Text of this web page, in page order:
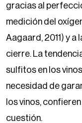
gracias al
medición del
Aagaard, 2011) y
cierre. La
sulfitos en los
necesidad de
los vinos,
cuestión.